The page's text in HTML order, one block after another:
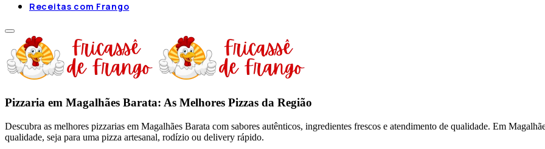
Receitas com Frango
Pizzaria em Magalhães Barata: As Melhores Pizzas da Região
Descubra as melhores pizzarias em Magalhães Barata com sabores autênticos, ingredientes frescos e atendimento de qualidade. Em
qualidade, seja para uma pizza artesanal, rodízio ou delivery rápido.